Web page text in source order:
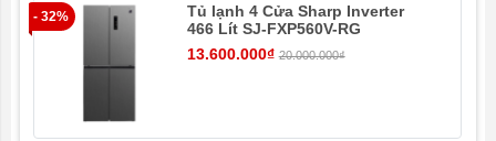
- 32%
Tủ lạnh 4 Cửa Sharp Inverter
466 Lít SJ-FXP560V-RG
13.600.000₫ 20.000.000₫